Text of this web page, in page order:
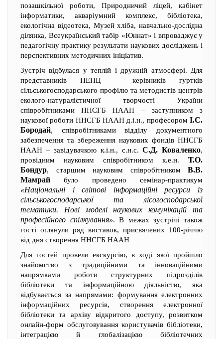
позашкільної роботи, Природничий ліцей, кабінет
інформатики, акваріумний комплекс, бібліотека,
екологічна відеотека, Музей хліба, навчально-дослідна
ділянка, Всеукраїнський табір «Юннат» і впроваджує у
педагогічну практику результати наукових досліджень і
перспективних методичних ініціатив.
Зустріч відбулася у теплій і дружній атмосфері. Для
представників НЕНЦ – керівників гуртків
сільськогосподарського профілю та методистів центрів
еколого-натуралістичної творчості України
співробітниками ННСГБ НААН – заступником з
наукової роботи ННСГБ НААН д.і.н., професором І.С.
Бородай, співробітниками відділу документного
забезпечення та збереження наукових фондів ННСГБ
НААН – завідувачкою к.і.н., с.н.с.С.Д. Коваленко,
провідним науковим співробітником к.е.н. Т.О.
Бондур, старшим науковим співробітником В.В.
Мамрай було проведено семінар-практикум
«Національні і світові інформаційні ресурси із
сільськогосподарської та лісогосподарської
тематики. Нові моделі наукових комунікацій та
професійного спілкування». В межах зустрічі також
гості оглянули ряд виставок, присвячених 100-річчю
від дня створення ННСГБ НААН
Для гостей провели екскурсію, в ході якої пройшло
знайомство з традиційними та інноваційними
напрямками роботи структурних підрозділів
бібліотеки та інформаційною діяльністю, яка
відбувається за напрямами: формування електронних
інформаційних ресурсів, створення електронної
бібліотеки та архіву відкритого доступу, розвитком
онлайн-форм обслуговування користувачів бібліотеки,
інтеграцією й глобалізацією бібліотечних